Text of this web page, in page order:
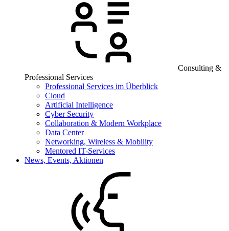
Consulting &
Professional Services
Professional Services im Überblick
Cloud
Artificial Intelligence
Cyber Security
Collaboration & Modern Workplace
Data Center
Networking, Wireless & Mobility
Mentored IT-Services
News, Events, Aktionen